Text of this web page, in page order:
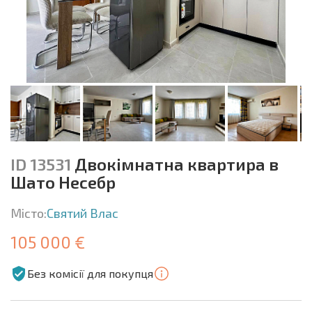
ID 13531 Двокімнатна квартира в
Шато Несебр
Місто:Святий Влас
105 000 €
Без комісії для покупця